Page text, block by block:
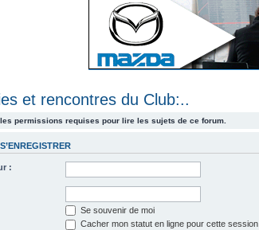
et rencontres du Club:..
les permissions requises pour lire les sujets de ce forum.
S’ENREGISTRER
:
Se souvenir de moi
Cacher mon statut en ligne pour cette session